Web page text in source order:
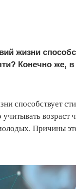
жизни
Конечно же,
способствует
Причины